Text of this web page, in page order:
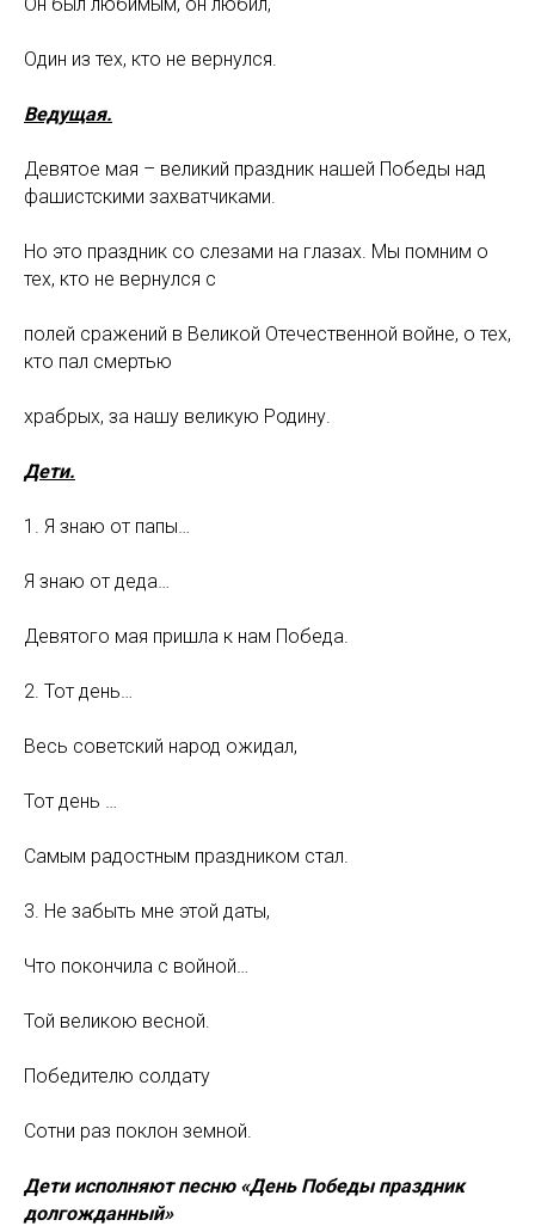
Один из тех, кто не вернулся.
Ведущая.
Девятое мая – великий праздник нашей Победы над
фашистскими захватчиками.
Но это праздник со слезами на глазах. Мы помним о
тех, кто не вернулся с
полей сражений в Великой Отечественной войне, о тех,
кто пал смертью
храбрых, за нашу великую Родину.
Дети.
1. Я знаю от папы…
Я знаю от деда…
Девятого мая пришла к нам Победа.
2. Тот день…
Весь советский народ ожидал,
Тот день …
Самым радостным праздником стал.
3. Не забыть мне этой даты,
Что покончила с войной…
Той великою весной.
Победителю солдату
Сотни раз поклон земной.
Дети исполняют песню «День Победы праздник
долгожданный»